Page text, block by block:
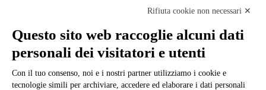
Ufficio Relazioni con il Pubblico
Dichiarazione di accessibilità
Obiettivi di accessibilità
Gestione consensi cookie
Amministrazione trasparente
Rifiuta cookie non necessari ✕
Questo sito web raccoglie alcuni dati
personali dei visitatori e utenti
Con il tuo consenso, noi e i nostri partner utilizziamo i cookie e
tecnologie simili per archiviare, accedere ed elaborare i dati personali